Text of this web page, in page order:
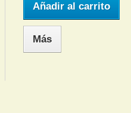
Añadir al carrito
Más